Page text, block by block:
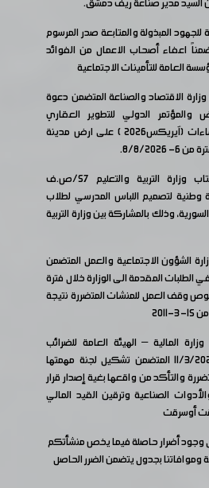
39/ : ونتيجة للجهود المبذولة والمتابعة صدر المرسوم
لعام 2026 متضمناً اعفاء أصحاب الاعمال من الفوائد
العامة للتأمينات الاجتماعية
/43/: كتاب وزارة الاقتصاد والصناعة المتضمن دعوة
الدولي للتطوير العقاري
وشركات الهندسة والانشاءات (آيريكس2026 ) على ارض مدينة
8/2026.
التعميم رقم /44/: كتاب وزارة التربية والتعليم 57/ص.ف
لتصميم اللباس المدرسي لطلاب
وذلك بالمشاركة بين وزارة التربية
/47/: قرار وزارة الشؤون الاجتماعية والعمل المتضمن
الطلبات المقدمة الى الوزارة خلال فترة
وقف العمل للمنشات المتضررة نتيجة
/50/: قرار وزارة المالية – الهيئة العامة للضرائب
والرسوم /790/ تاريخ 11/3/2026 المتضمن تشكيل لجنة مهمتها
والتأكد من واقعها بغية إصدار قرار
الصناعية وترقين القيد المالي
أوسرقت
/51/: في حال وجود أضرار حاصلة فيما يخص منشأتكم
وموافاتنا بجدول يتضمن الضرر الحاصل